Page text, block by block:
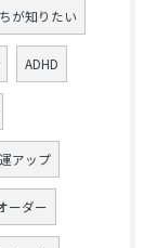
が知りたい
ADHD
アップ
ーダー